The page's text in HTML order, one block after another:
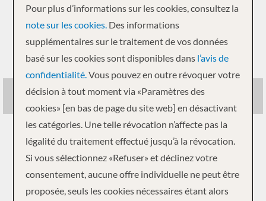
Celestyal Discovery
Pour plus d’informations sur les cookies, consultez la
note sur les cookies. Des informations
supplémentaires sur le traitement de vos données
basé sur les cookies sont disponibles dans l’avis de
confidentialité.Vous pouvez en outre révoquer votre
décision à tout moment via «Paramètres des
cookies» [en bas de page du site web] en désactivant
les catégories. Une telle révocation n’affecte pas la
légalité du traitement effectué jusqu’à la révocation.
Si vous sélectionnez «Refuser» et déclinez votre
consentement, aucune offre individuelle ne peut être
proposée, seuls les cookies nécessaires étant alors